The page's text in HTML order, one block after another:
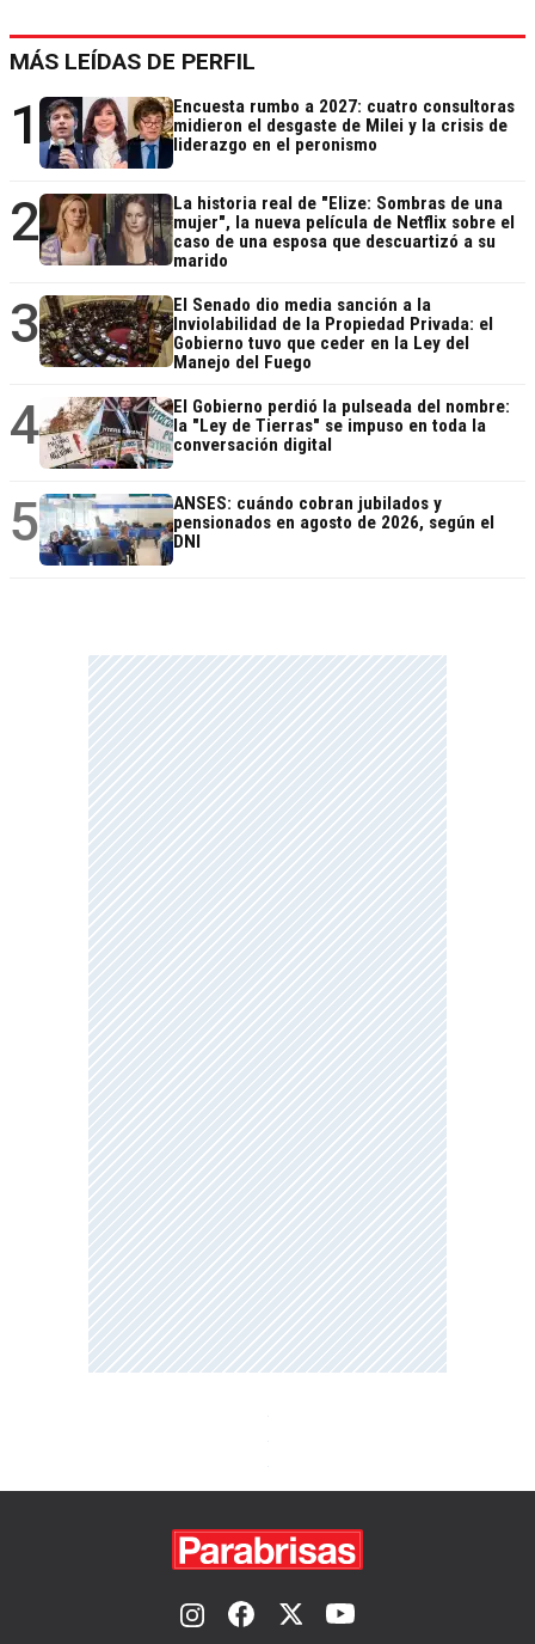
MÁS LEÍDAS DE PERFIL
1
Encuesta rumbo a 2027: cuatro consultoras
midieron el desgaste de Milei y la crisis de
liderazgo en el peronismo
2
La historia real de "Elize: Sombras de una
mujer", la nueva película de Netflix sobre el
caso de una esposa que descuartizó a su
marido
3
El Senado dio media sanción a la
Inviolabilidad de la Propiedad Privada: el
Gobierno tuvo que ceder en la Ley del
Manejo del Fuego
4
El Gobierno perdió la pulseada del nombre:
la "Ley de Tierras" se impuso en toda la
conversación digital
5
ANSES: cuándo cobran jubilados y
pensionados en agosto de 2026, según el
DNI